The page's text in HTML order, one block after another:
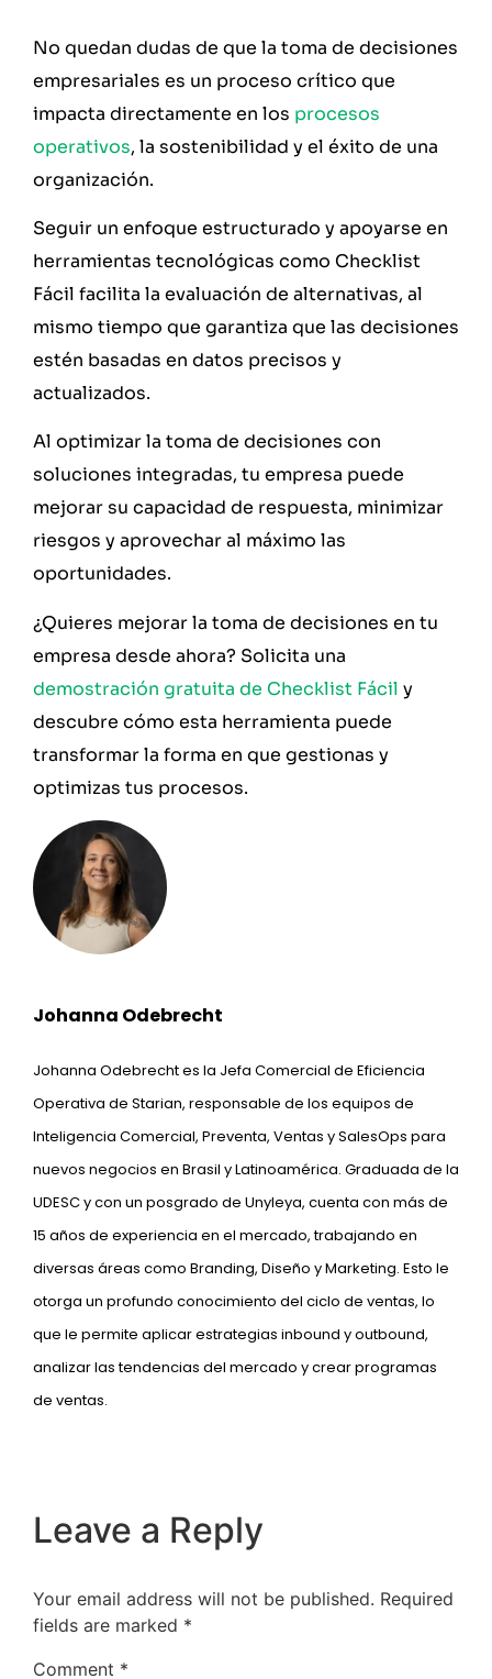
No quedan dudas de que la toma de decisiones
empresariales es un proceso crítico que
impacta directamente en los procesos
operativos, la sostenibilidad y el éxito de una
organización.
Seguir un enfoque estructurado y apoyarse en
herramientas tecnológicas como Checklist
Fácil facilita la evaluación de alternativas, al
mismo tiempo que garantiza que las decisiones
estén basadas en datos precisos y
actualizados.
Al optimizar la toma de decisiones con
soluciones integradas, tu empresa puede
mejorar su capacidad de respuesta, minimizar
riesgos y aprovechar al máximo las
oportunidades.
¿Quieres mejorar la toma de decisiones en tu
empresa desde ahora? Solicita una
demostración gratuita de Checklist Fácil y
descubre cómo esta herramienta puede
transformar la forma en que gestionas y
optimizas tus procesos.
Johanna Odebrecht
Johanna Odebrecht es la Jefa Comercial de Eficiencia
Operativa de Starian, responsable de los equipos de
Inteligencia Comercial, Preventa, Ventas y SalesOps para
nuevos negocios en Brasil y Latinoamérica. Graduada de la
UDESC y con un posgrado de Unyleya, cuenta con más de
15 años de experiencia en el mercado, trabajando en
diversas áreas como Branding, Diseño y Marketing. Esto le
otorga un profundo conocimiento del ciclo de ventas, lo
que le permite aplicar estrategias inbound y outbound,
analizar las tendencias del mercado y crear programas
de ventas.
Leave a Reply
Your email address will not be published. Required
fields are marked *
Comment *